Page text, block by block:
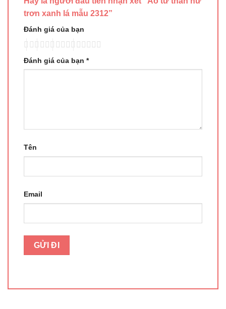
trơn xanh lá mẫu 2312”
Đánh giá của bạn
Đánh giá của bạn *
Tên
Email